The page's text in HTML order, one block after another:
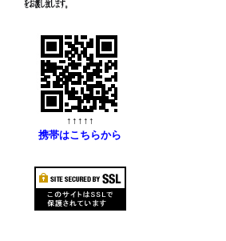
↑↑↑↑↑
携帯はこちらから